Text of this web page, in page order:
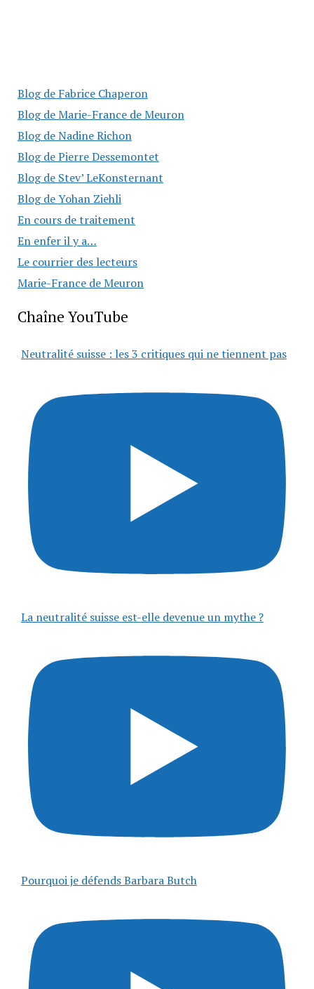
Blog de Fabrice Chaperon
Blog de Marie-France de Meuron
Blog de Nadine Richon
Blog de Pierre Dessemontet
Blog de Stev’ LeKonsternant
Blog de Yohan Ziehli
En cours de traitement
En enfer il y a…
Le courrier des lecteurs
Marie-France de Meuron
Chaîne YouTube
Neutralité suisse : les 3 critiques qui ne tiennent pas
La neutralité suisse est-elle devenue un mythe ?
Pourquoi je défends Barbara Butch